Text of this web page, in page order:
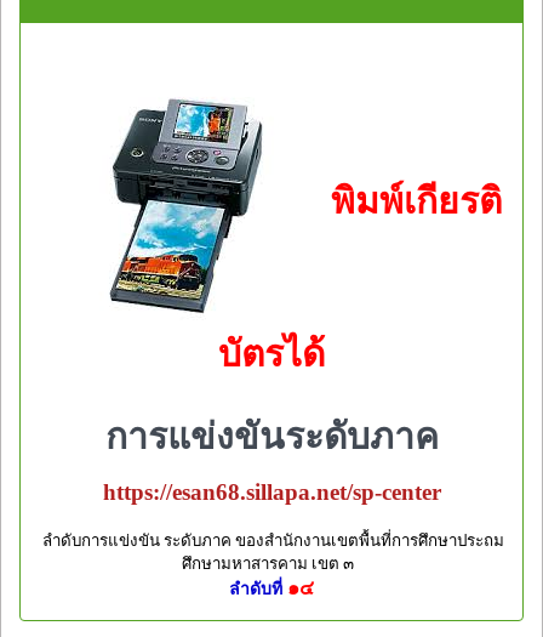
พิมพ์เกียรติ
บัตรได้
การแข่งขันระดับภาค
https://esan68.sillapa.net/sp-center
ลำดับการแข่งขัน ระดับภาค ของสำนักงานเขตพื้นที่การศึกษาประถม
ศึกษามหาสารคาม เขต ๓
ลำดับที่ ๑๔